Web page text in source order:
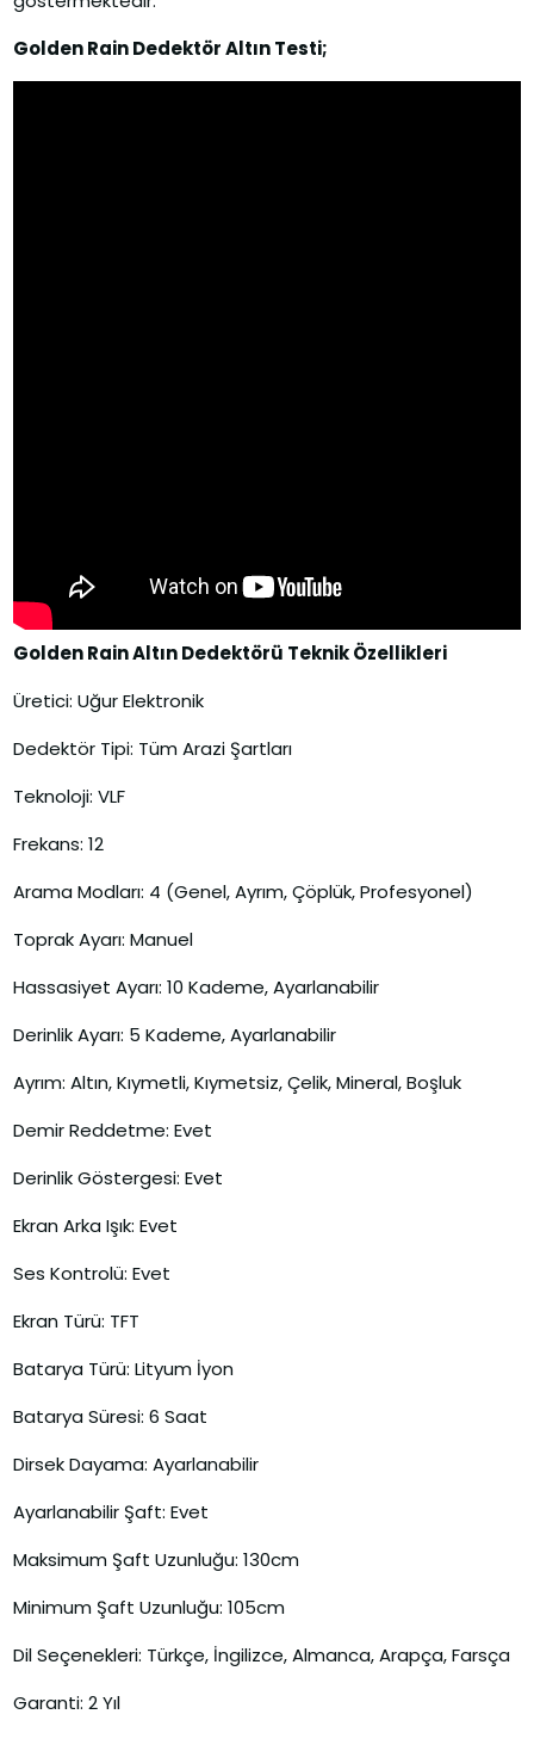
Golden Rain Dedektör Altın Testi;
Golden Rain Altın Dedektörü Teknik Özellikleri
Üretici: Uğur Elektronik
Dedektör Tipi: Tüm Arazi Şartları
Teknoloji: VLF
Frekans: 12
Arama Modları: 4 (Genel, Ayrım, Çöplük, Profesyonel)
Toprak Ayarı: Manuel
Hassasiyet Ayarı: 10 Kademe, Ayarlanabilir
Derinlik Ayarı: 5 Kademe, Ayarlanabilir
Ayrım: Altın, Kıymetli, Kıymetsiz, Çelik, Mineral, Boşluk
Demir Reddetme: Evet
Derinlik Göstergesi: Evet
Ekran Arka Işık: Evet
Ses Kontrolü: Evet
Ekran Türü: TFT
Batarya Türü: Lityum İyon
Batarya Süresi: 6 Saat
Dirsek Dayama: Ayarlanabilir
Ayarlanabilir Şaft: Evet
Maksimum Şaft Uzunluğu: 130cm
Minimum Şaft Uzunluğu: 105cm
Dil Seçenekleri: Türkçe, İngilizce, Almanca, Arapça, Farsça
Garanti: 2 Yıl